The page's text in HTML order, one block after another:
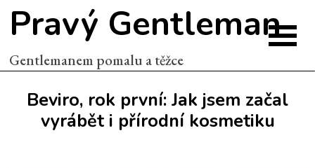
Pravý Gentleman
Gentlemanem pomalu a těžce
Beviro, rok první: Jak jsem začal
vyrábět i přírodní kosmetiku